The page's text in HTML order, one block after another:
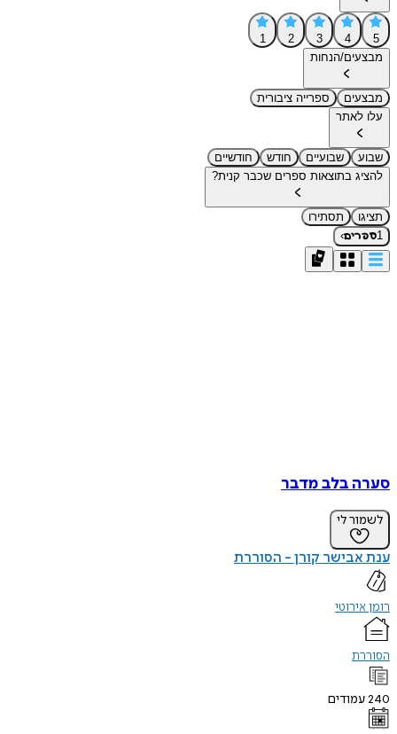
5
4
3
2
1
מבצעים/הנחות
מבצעים
ספרייה ציבורית
עלו לאתר
שבוע שבועיים חודש
חודשיים
להציג בתוצאות ספרים שכבר קנית?
תציגו
תסתירו
1ספרים›
סערה בלב מדבר
לשמור לי
ענת אבישר קורן - הסוררת
רומן אירוטי
הסוררת
240עמודים